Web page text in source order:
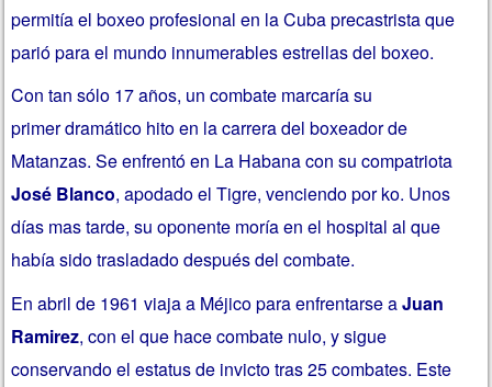
permitía el boxeo profesional en la Cuba precastrista que
parió para el mundo innumerables estrellas del boxeo.
Con tan sólo 17 años, un combate marcaría su
primer dramático hito en la carrera del boxeador de
Matanzas. Se enfrentó en La Habana con su compatriota
José Blanco, apodado el Tigre, venciendo por ko. Unos
días mas tarde, su oponente moría en el hospital al que
había sido trasladado después del combate.
En abril de 1961 viaja a Méjico para enfrentarse aJuan
Ramirez, con el que hace combate nulo, y sigue
conservando el estatus de invicto tras 25 combates. Este